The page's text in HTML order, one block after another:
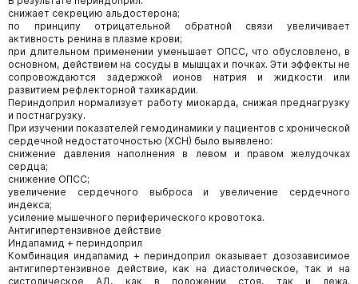
снижает секрецию альдостерона;
по принципу отрицательной обратной связи увеличивает
активность ренина в плазме крови;
при длительном применении уменьшает ОПСС, что обусловлено, в
основном, действием на сосуды в мышцах и почках. Эти эффекты не
сопровождаются задержкой ионов натрия и жидкости или
развитием рефлекторной тахикардии.
Периндоприл нормализует работу миокарда, снижая преднагрузку
и постнагрузку.
При изучении показателей гемодинамики у пациентов с хронической
сердечной недостаточностью (ХСН) было выявлено:
снижение давления наполнения в левом и правом желудочках
сердца;
снижение ОПСС;
увеличение сердечного выброса и увеличение сердечного
индекса;
усиление мышечного периферического кровотока.
Антигипертензивное действие
Индапамид + периндоприл
Комбинация индапамид + периндоприл оказывает дозозависимое
антигипертензивное действие, как на диастолическое, так и на
систолическое АД, как в положении стоя, так и лежа.